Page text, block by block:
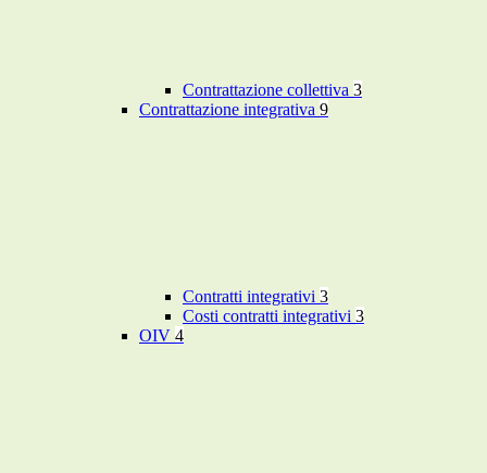
Contrattazione collettiva 3
Contrattazione integrativa 9
Contratti integrativi 3
Costi contratti integrativi 3
OIV 4